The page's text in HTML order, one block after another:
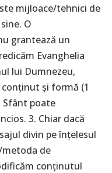
mijloace/tehnici de
O
grantează un
Evanghelia
lui Dumnezeu,
și formă (1
Sfânt poate
3. Chiar dacă
divin pe înțelesul
de
conținutul